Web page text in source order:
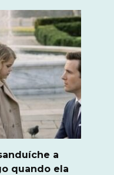
a
quando ela